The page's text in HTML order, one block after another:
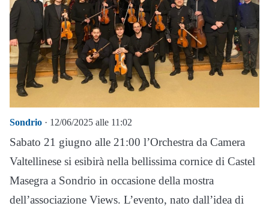
Sondrio · 12/06/2025 alle 11:02
Sabato 21 giugno alle 21:00 l’Orchestra da Camera
Valtellinese si esibirà nella bellissima cornice di Castel
Masegra a Sondrio in occasione della mostra
dell’associazione Views. L’evento, nato dall’idea di